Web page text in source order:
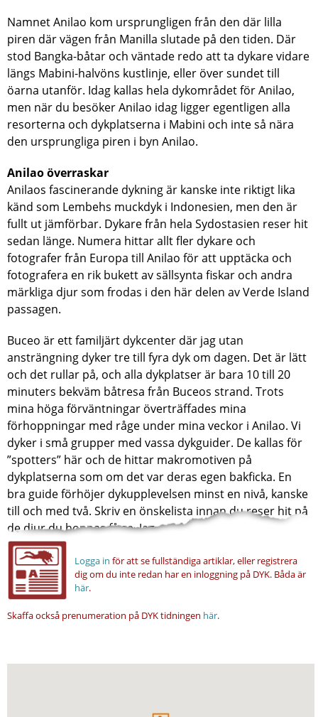
Namnet Anilao kom ursprungligen från den där lilla
piren där vägen från Manilla slutade på den tiden. Där
stod Bangka-båtar och väntade redo att ta dykare vidare
längs Mabini-halvöns kustlinje, eller över sundet till
öarna utanför. Idag kallas hela dykområdet för Anilao,
men när du besöker Anilao idag ligger egentligen alla
resorterna och dykplatserna i Mabini och inte så nära
den ursprungliga piren i byn Anilao.
Anilao överraskar
Anilaos fascinerande dykning är kanske inte riktigt lika
känd som Lembehs muckdyk i Indonesien, men den är
fullt ut jämförbar. Dykare från hela Sydostasien reser hit
sedan länge. Numera hittar allt fler dykare och
fotografer från Europa till Anilao för att upptäcka och
fotografera en rik bukett av sällsynta fiskar och andra
märkliga djur som frodas i den här delen av Verde Island
passagen.
Buceo är ett familjärt dykcenter där jag utan
ansträngning dyker tre till fyra dyk om dagen. Det är lätt
och det rullar på, och alla dykplatser är bara 10 till 20
minuters bekväm båtresa från Buceos strand. Trots
mina höga förväntningar överträffades mina
förhoppningar med råge under mina veckor i Anilao. Vi
dyker i små grupper med vassa dykguider. De kallas för
”spotters” här och de hittar makromotiven på
dykplatserna som om det var deras egen bakficka. En
bra guide förhöjer dykupplevelsen minst en nivå, kanske
till och med två. Skriv en önskelista innan du reser hit på
de djur du hoppas få se. Jag...
Logga in för att se fullständiga artiklar, eller registrera
dig om du inte redan har en inloggning på DYK. Båda är
här.
Skaffa också prenumeration på DYK tidningen här.